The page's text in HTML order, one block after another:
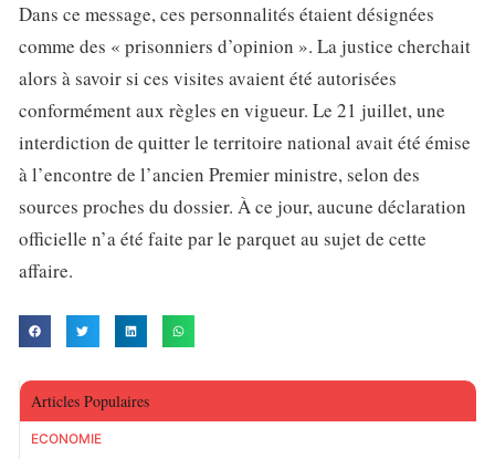
Dans ce message, ces personnalités étaient désignées
comme des « prisonniers d’opinion ». La justice cherchait
alors à savoir si ces visites avaient été autorisées
conformément aux règles en vigueur. Le 21 juillet, une
interdiction de quitter le territoire national avait été émise
à l’encontre de l’ancien Premier ministre, selon des
sources proches du dossier. À ce jour, aucune déclaration
officielle n’a été faite par le parquet au sujet de cette
affaire.
Articles Populaires
ECONOMIE